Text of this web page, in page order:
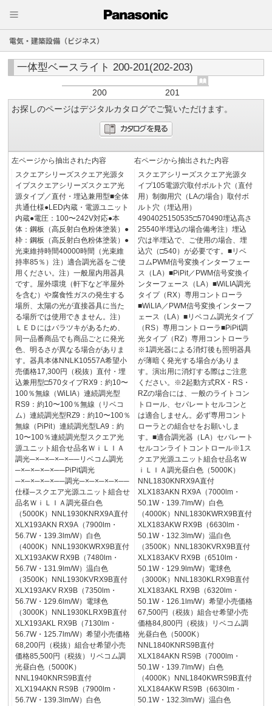
電気・建築設備（ビジネス）
一体型ベースライト 200-201(202-203)
200
201
お探しのページはデジタルカタログでご覧いただけます。
左ページから抽出された内容
スクエアシリーズスクエア光源タ
イプスクエアシリーズスクエア光
源タイプ／直付・埋込兼用型■全体
共通仕様●LED内蔵・電源ユニット
内蔵●電圧：100〜242V対応●本
体：鋼板（高反射白色粉体塗装）●
枠：鋼板（高反射白色粉体塗装）●
光束維持時間40000時間（光束維
持率85％）注）適合調光器をご使
用ください。注）一般屋内用器具
です。屋外環境（軒下など半屋外
を含む）や腐食性ガスの発生する
場所、太陽の光が直接器具に当た
る場所では使用できません。注）
ＬＥＤにはバラツキがあるため、
同一品番商品でも商品ごとに発光
色、明るさが異なる場合がありま
す。器具本体NNLK10557A希望小
売価格17,300円（税抜）直付・埋
込兼用型□570タイプRX9：約10〜
100％無線（WiLIA）連続調光型
RS9：約10〜100％無線（リベコ
ム）連続調光型RZ9：約10〜100％
無線（PiPit）連続調光型LA9：約
10〜100％連続調光型スクエア光
源ユニット組合せ品名ＷｉＬＩＡ
調光─×─×─×─×──リベコム調光
─×─×─×─×──PiPit調光
─×─×─×─×──調光─×─×─×─×──
仕様─スクエア光源ユニット組合せ
品名ＷｉＬＩＡ調光昼白色
（5000K）NNL1930KNRX9A直付
XLX193AKN RX9A（7900lm・
56.7W・139.3lm/W）白色
（4000K）NNL1930KWRX9B直付
XLX193AKW RX9B（7480lm・
56.7W・131.9lm/W）温白色
（3500K）NNL1930KVRX9B直付
XLX193AKV RX9B（7350lm・
56.7W・129.6lm/W）電球色
（3000K）NNL1930KLRX9B直付
XLX193AKL RX9B（7130lm・
56.7W・125.7lm/W）希望小売価格
68,200円（税抜）組合せ希望小売
価格85,500円（税抜）リベコム調
光昼白色（5000K）
NNL1940KNRS9B直付
XLX194AKN RS9B（7900lm・
56.7W・139.3lm/W）白色
右ページから抽出された内容
スクエアシリーズスクエア光源タ
イプ105電源穴取付ボルト穴（直付
用）制御用穴（LAの場合）取付ボ
ルト穴（埋込用）
4904025150535□570490埋込高さ
25540半埋込の場合備考注）埋込
穴は半埋込で、ご使用の場合、埋
込穴（□540）が必要です。■リベ
コムPWM信号変換インターフェー
ス（LA）■PiPit／PWM信号変換イ
ンターフェース（LA）■WiLIA調光
タイプ（RX）専用コントローラ
■WiLIA／PWM信号変換インターフ
ェース（LA）■リベコム調光タイプ
（RS）専用コントローラ■PiPit調
光タイプ（RZ）専用コントローラ
※1調光器による消灯後も照明器具
が薄暗く発光する場合がありま
す。演出用に消灯する際はご注意
ください。※2起動方式RX・RS・
RZの場合には、一般のライトコン
トロール、セパレートセルコンと
は適合しません。必ず専用コント
ローラとの組合せをお願いしま
す。■適合調光器（LA）セパレート
セルコンライトコントロール※1ス
クエア光源ユニット組合せ品名Ｗ
ｉＬＩＡ調光昼白色（5000K）
NNL1830KNRX9A直付
XLX183AKN RX9A（7000lm・
50.1W・139.7lm/W）白色
（4000K）NNL1830KWRX9B直付
XLX183AKW RX9B（6630lm・
50.1W・132.3lm/W）温白色
（3500K）NNL1830KVRX9B直付
XLX183AKV RX9B（6510lm・
50.1W・129.9lm/W）電球色
（3000K）NNL1830KLRX9B直付
XLX183AKL RX9B（6320lm・
50.1W・126.1lm/W）希望小売価格
67,500円（税抜）組合せ希望小売
価格84,800円（税抜）リベコム調
光昼白色（5000K）
NNL1840KNRS9B直付
XLX184AKN RS9B（7000lm・
50.1W・139.7lm/W）白色
（4000K）NNL1840KWRS9B直付
XLX184AKW RS9B（6630lm・
50.1W・132.3lm/W）温白色